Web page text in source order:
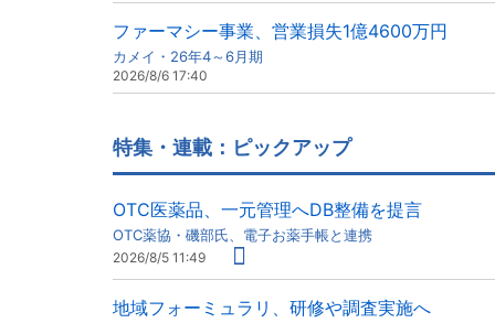
ファーマシー事業、営業損失1億4600万円
カメイ・26年4～6月期
2026/8/6 17:40
特集・連載：ピックアップ
OTC医薬品、一元管理へDB整備を提言
OTC薬協・磯部氏、電子お薬手帳と連携
2026/8/5 11:49
地域フォーミュラリ、研修や調査実施へ